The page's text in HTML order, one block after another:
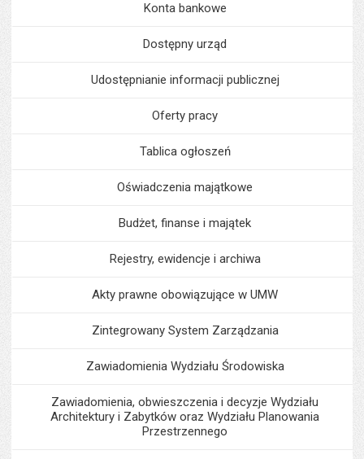
Konta bankowe
Dostępny urząd
Udostępnianie informacji publicznej
Oferty pracy
Tablica ogłoszeń
Oświadczenia majątkowe
Budżet, finanse i majątek
Rejestry, ewidencje i archiwa
Akty prawne obowiązujące w UMW
Zintegrowany System Zarządzania
Zawiadomienia Wydziału Środowiska
Zawiadomienia, obwieszczenia i decyzje Wydziału
Architektury i Zabytków oraz Wydziału Planowania
Przestrzennego